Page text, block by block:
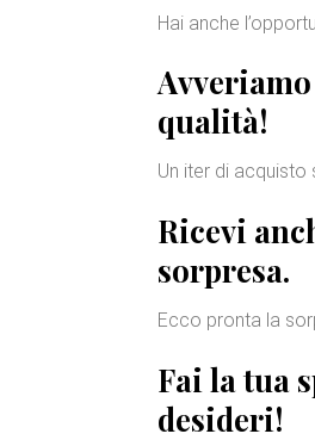
Hai anche
qualità!
Un iter di
Ricevi
sorpresa.
Ecco pronta la
Fai la tua
desideri!